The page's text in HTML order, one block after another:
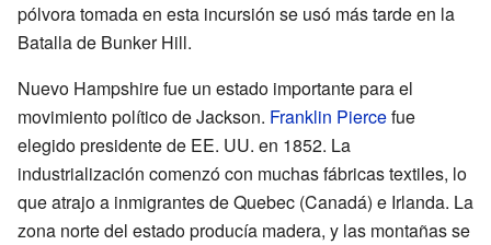
pólvora tomada en esta incursión se usó más tarde en la
Batalla de Bunker Hill.
Nuevo Hampshire fue un estado importante para el
movimiento político de Jackson. Franklin Piercefue
elegido presidente de EE. UU. en 1852. La
industrialización comenzó con muchas fábricas textiles, lo
que atrajo a inmigrantes de Quebec (Canadá) e Irlanda. La
zona norte del estado producía madera, y las montañas se